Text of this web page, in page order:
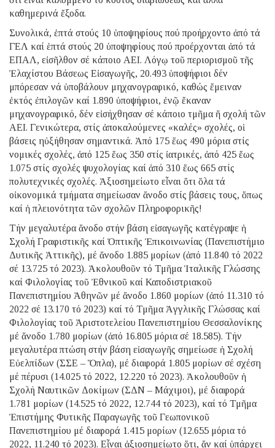
καθημερινά ἔξοδα.
Συνολικά, ἑπτά στούς 10 ὑποψηφίους πού προήρχοντο ἀπό τά
ΓΕΛ καί ἑπτά στούς 20 ὑποψηφίους πού προέρχονται ἀπό τά
ΕΠΑΛ, εἰσῆλθον σέ κάποιο ΑΕΙ. Λόγῳ τοῦ περιορισμοῦ τῆς
Ἐλαχίστου Βάσεως Εἰσαγωγῆς, 20.493 ὑποψήφιοι δέν
μπόρεσαν νά ὑποβάλουν μηχανογραφικό, καθώς ἔμειναν
ἐκτός ἐπιλογῶν καί 1.890 ὑποψήφιοι, ἐνῷ ἔκαναν
μηχανογραφικό, δέν εἰσήχθησαν σέ κάποιο τμῆμα ἤ σχολή τῶν
ΑΕΙ. Γενικώτερα, στίς ἀποκαλούμενες «καλές» σχολές, οἱ
βάσεις ηὐξήθησαν σημαντικά. Ἀπό 175 ἕως 490 μόρια στίς
νομικές σχολές, ἀπό 125 ἕως 350 στίς ἰατρικές, ἀπό 425 ἕως
1.075 στίς σχολές ψυχολογίας καί ἀπό 310 ἕως 665 στίς
πολυτεχνικές σχολές. Ἀξιοσημείωτο εἶναι ὅτι ὅλα τά
οἰκονομικά τμήματα σημείωσαν ἄνοδο στίς βάσεις τους, ὅπως
καί ἡ πλειονότητα τῶν σχολῶν Πληροφορικῆς!
Τήν μεγαλυτέρα ἄνοδο στήν βάση εἰσαγωγῆς κατέγραψε ἡ
Σχολή Γραφιστικῆς καί Ὀπτικῆς Ἐπικοινωνίας (Πανεπιστήμιο
Δυτικῆς Ἀττικῆς), μέ ἄνοδο 1.885 μορίων (ἀπό 11.840 τό 2022
σέ 13.725 τό 2023). Ἀκολουθοῦν τό Τμῆμα Ἰταλικῆς Γλώσσης
καί Φιλολογίας τοῦ Ἐθνικοῦ καί Καποδιστριακοῦ
Πανεπιστημίου Ἀθηνῶν μέ ἄνοδο 1.860 μορίων (ἀπό 11.310 τό
2022 σέ 13.170 τό 2023) καί τό Τμῆμα Ἀγγλικῆς Γλώσσας καί
Φιλολογίας τοῦ Ἀριστοτελείου Πανεπιστημίου Θεσσαλονίκης
μέ ἄνοδο 1.780 μορίων (ἀπό 16.805 μόρια σέ 18.585). Τήν
μεγαλυτέρα πτώση στήν βάση εἰσαγωγῆς σημείωσε ἡ Σχολή
Εὐελπίδων (ΣΣΕ – Ὅπλα), μέ διαφορά 1.805 μορίων σέ σχέση
μέ πέρυσι (14.025 τό 2022, 12.220 τό 2023). Ἀκολουθοῦν ἡ
Σχολή Ναυτικῶν Δοκίμων (ΣΔΝ – Μάχιμοι), μέ διαφορά
1.781 μορίων (14.525 τό 2022, 12.744 τό 2023), καί τό Τμῆμα
Ἐπιστήμης Φυτικῆς Παραγωγῆς τοῦ Γεωπονικοῦ
Πανεπιστημίου μέ διαφορά 1.415 μορίων (12.655 μόρια τό
2022, 11.240 τό 2023). Εἶναι ἀξιοσημείωτο ὅτι, ἄν καί ὑπάρχει